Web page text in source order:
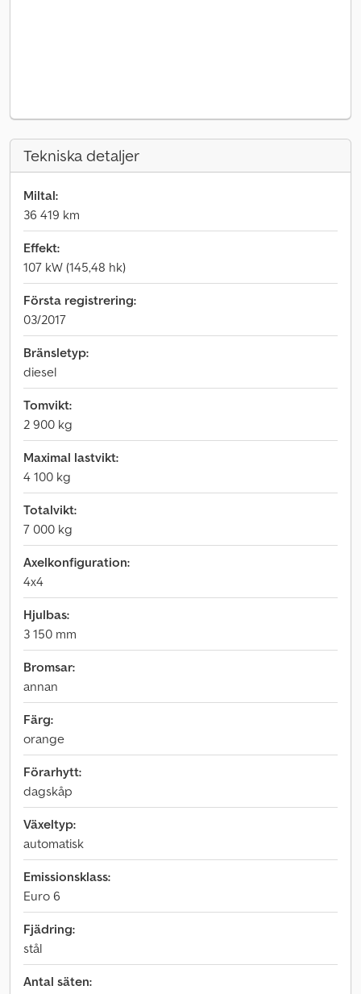
Tekniska detaljer
Miltal:
36 419 km
Effekt:
107 kW (145,48 hk)
Första registrering:
03/2017
Bränsletyp:
diesel
Tomvikt:
2 900 kg
Maximal lastvikt:
4 100 kg
Totalvikt:
7 000 kg
Axelkonfiguration:
4x4
Hjulbas:
3 150 mm
Bromsar:
annan
Färg:
orange
Förarhytt:
dagskåp
Växeltyp:
automatisk
Emissionsklass:
Euro 6
Fjädring:
stål
Antal säten: